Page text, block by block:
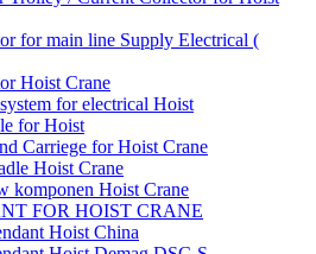
for main line Supply Electrical (
Hoist Crane
for electrical Hoist
for Hoist
Carriege for Hoist Crane
Hoist Crane
komponen Hoist Crane
FOR HOIST CRANE
Hoist China